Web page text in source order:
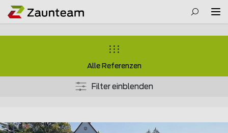
Alle Referenzen
Filter einblenden